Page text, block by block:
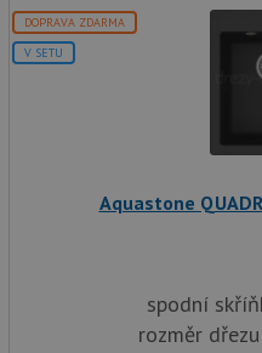
DOPRAVA ZDARMA
V SETU
Aquastone
spodní
rozměr